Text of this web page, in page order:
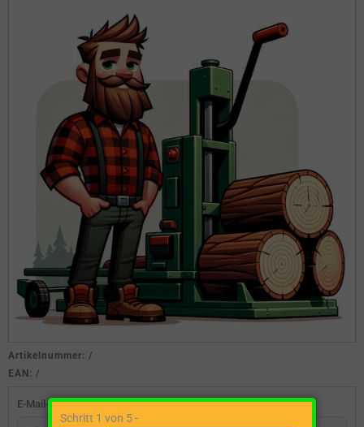
Artikelnummer: /
EAN: /
E-Mail-Adresse
Schritt 1 von 5 -